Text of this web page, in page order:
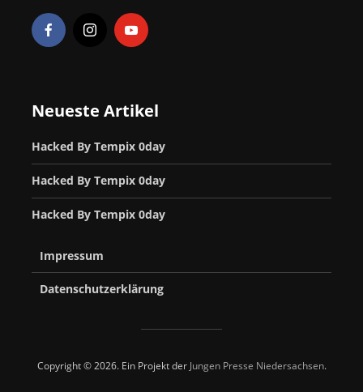
Neueste Artikel
Hacked By Tempix 0day
Hacked By Tempix 0day
Hacked By Tempix 0day
Impressum
Datenschutzerklärung
Copyright © 2026. Ein Projekt der Jungen Presse Niedersachsen.